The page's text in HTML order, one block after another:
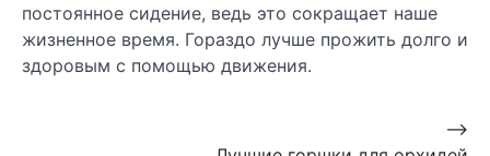
постоянное сидение, ведь это сокращает наше
жизненное время. Гораздо лучше прожить долго и
здоровым с помощью движения.
⟶